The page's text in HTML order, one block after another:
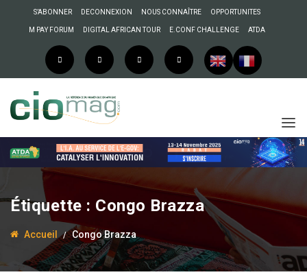
S’ABONNER DECONNEXION NOUS CONNAÎTRE OPPORTUNITES
M PAY FORUM DIGITAL AFRICAN TOUR E.CONF CHALLENGE ATDA
Étiquette : Congo Brazza
Accueil Congo Brazza
21 mars 2021 La Rédaction
Congo Brazzaville :
Internet indisponible ce
dimanche